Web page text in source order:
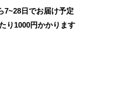
7~28日でお届け予定
り 1000円かかります